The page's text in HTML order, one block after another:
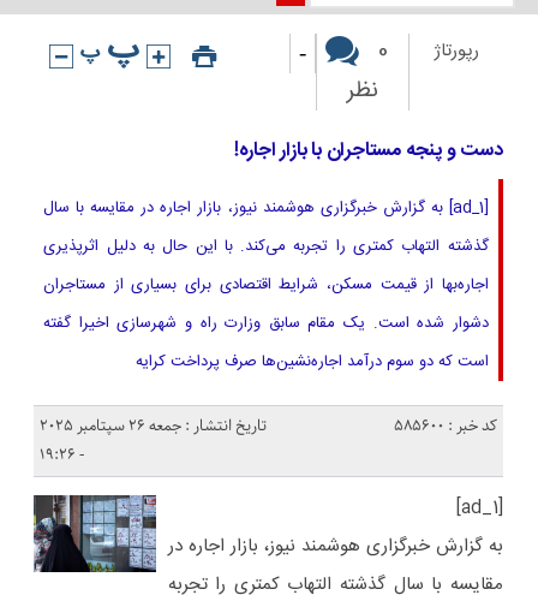
رپورتاژ
0
نظر
-
دست و پنجه مستاجران با بازار اجاره!
[ad_1] به گزارش خبرگزاری هوشمند نیوز، بازار اجاره در مقایسه با سال
گذشته التهاب کمتری را تجربه می‌کند. با این حال به دلیل اثرپذیری
اجاره‌بها از قیمت مسکن، شرایط اقتصادی برای بسیاری از مستاجران
دشوار شده است. یک مقام سابق وزارت راه و شهرسازی اخیرا گفته
است که دو سوم درآمد اجاره‌نشین‌ها صرف پرداخت کرایه
کد خبر : 585600
تاریخ انتشار : جمعه 26 سپتامبر 2025
- 19:26
[ad_1]
به گزارش خبرگزاری هوشمند نیوز، بازار اجاره در
مقایسه با سال گذشته التهاب کمتری را تجربه